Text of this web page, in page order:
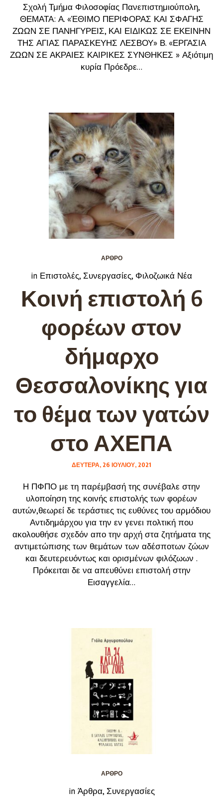
Σχολή Τμήμα Φιλοσοφίας Πανεπιστημιούπολη,
ΘΕΜΑΤΑ: Α. «ΈΘΙΜΟ ΠΕΡΙΦΟΡΑΣ ΚΑΙ ΣΦΑΓΗΣ
ΖΩΩΝ ΣΕ ΠΑΝΗΓΥΡΕΙΣ, ΚΑΙ ΕΙΔΙΚΩΣ ΣΕ ΕΚΕΙΝΗΝ
ΤΗΣ ΑΓΙΑΣ ΠΑΡΑΣΚΕΥΗΣ ΛΕΣΒΟΥ» Β. «ΕΡΓΑΣΙΑ
ΖΩΩΝ ΣΕ ΑΚΡΑΙΕΣ ΚΑΙΡΙΚΕΣ ΣΥΝΘΗΚΕΣ » Αξιότιμη
κυρία Πρόεδρε...
ΆΡΘΡΟ
in Επιστολές, Συνεργασίες, Φιλοζωικά Νέα
Κοινή επιστολή 6
φορέων στον
δήμαρχο
Θεσσαλονίκης για
το θέμα των γατών
στο ΑΧΕΠΑ
ΔΕΥΤΈΡΑ, 26 ΙΟΥΛΊΟΥ, 2021
Η ΠΦΠΟ με τη παρέμβασή της συνέβαλε στην
υλοποίηση της κοινής επιστολής των φορέων
αυτών,θεωρεί δε τεράστιες τις ευθύνες του αρμόδιου
Αντιδημάρχου για την εν γενει πολτική που
ακολουθήσε σχεδόν απο την αρχή στα ζητήματα της
αντιμετώπισης των θεμάτων των αδέσποτων ζώων
και δευτερευόντως και ορισμένων φιλόζωων .
Πρόκειται δε να απευθύνει επιστολή στην
Εισαγγελία...
ΆΡΘΡΟ
in Άρθρα, Συνεργασίες